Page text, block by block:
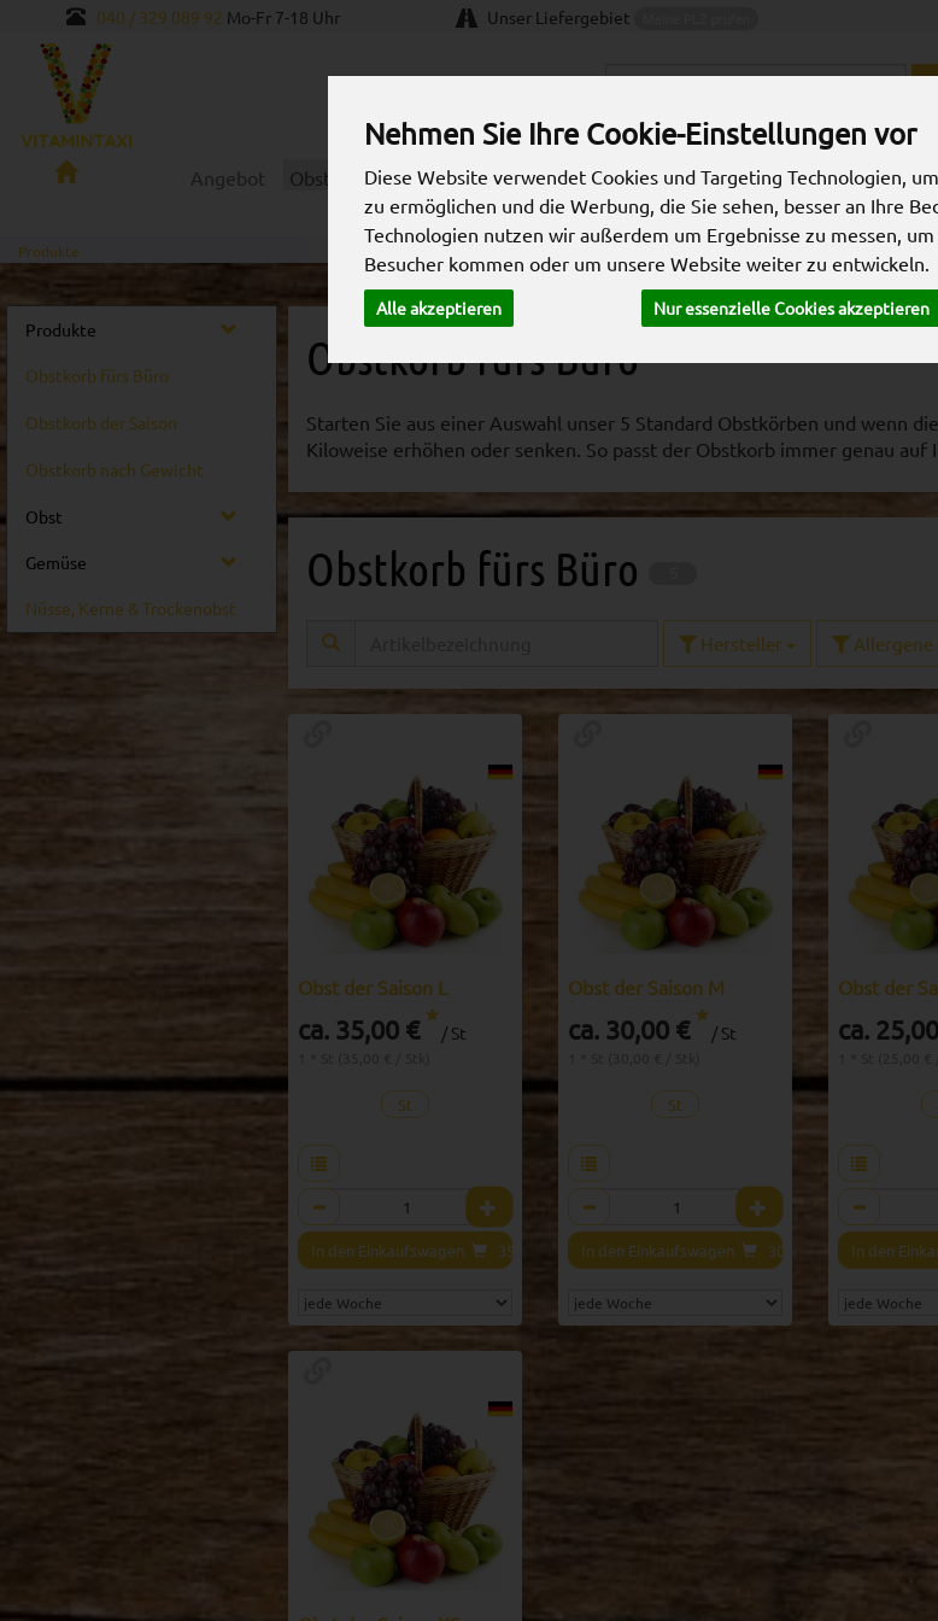
Nehmen Sie Ihre Cookie-Einstellungen vor
Diese Website verwendet Cookies und Targeting Technologien,
zu ermöglichen und die Werbung, die Sie sehen, besser an Ihre
Technologien nutzen wir außerdem um Ergebnisse zu messen,
Besucher kommen oder um unsere Website weiter zu entwickeln.
Alle akzeptieren Nur essenzielle Cookies akzeptieren
040 / 329 089 92 Mo-Fr 7-18 Uhr Unser Liefergebiet
Produkt
VitamintaxiAngebot Obstkorb fürs Büro Geschenkkörbe Liefergebiet FAQ Kontakt
Produkte
Produkte
Obstkorb fürs Büro
Obstkorb der Saison
Obstkorb nach Gewicht
Obst
Gemüse
Nüsse, Kerne & Trockenobst
Obstkorb fürs Büro
Starten Sie aus einer Auswahl unser 5 Standard Obstkörben und wenn
Kiloweise erhöhen oder senken. So passt der Obstkorb immer genau auf
Obstkorb fürs Büro
Hersteller Allergene
Obst der Saison L
ca. 35,00 € * / St
St
Anzahl
In den Einkaufswagen 35,00
Obst der Saison M
ca. 30,00 € * / St
St
Anzahl
In den Einkaufswagen 30,00
Obst der
ca.
Anzahl
In den